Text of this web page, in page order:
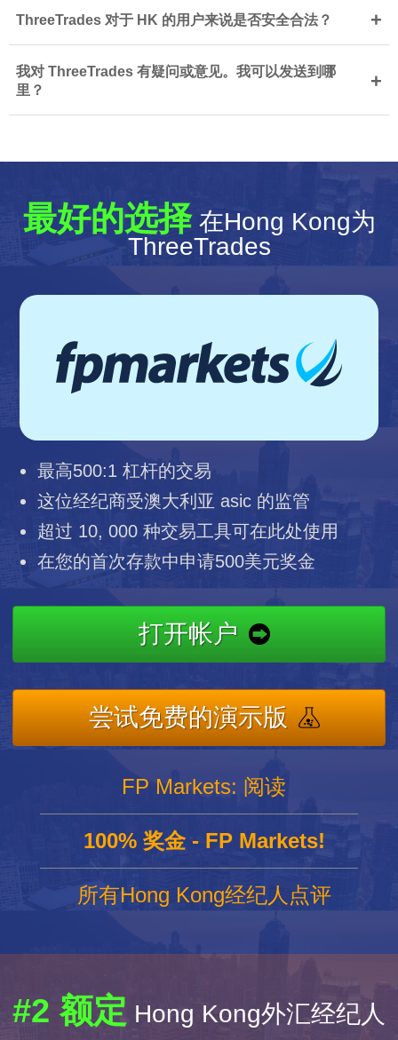
ThreeTrades 对于 HK 的用户来说是否安全合法？ +
我对 ThreeTrades 有疑问或意见。我可以发送到哪
里？
+
最好的选择在Hong Kong为
ThreeTrades
最高500:1 杠杆的交易
这位经纪商受澳大利亚 asic 的监管
超过 10, 000 种交易工具可在此处使用
在您的首次存款中申请500美元奖金
打开帐户
尝试免费的演示版
FP Markets: 阅读
100% 奖金 - FP Markets!
所有Hong Kong经纪人点评
#2 额定 Hong Kong外汇经纪人